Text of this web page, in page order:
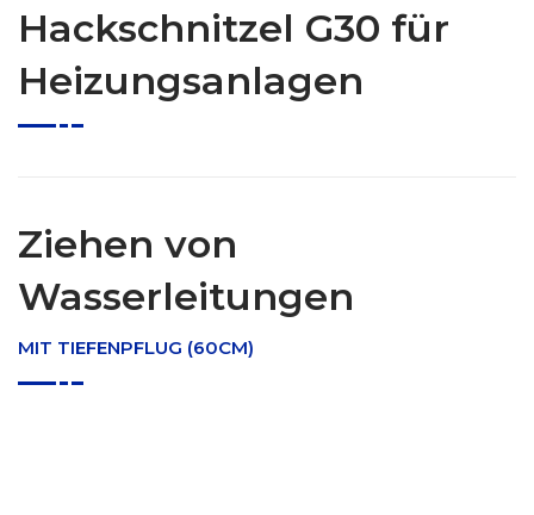
Hackschnitzel G30 für
Heizungsanlagen
Ziehen von
Wasserleitungen
MIT TIEFENPFLUG (60CM)